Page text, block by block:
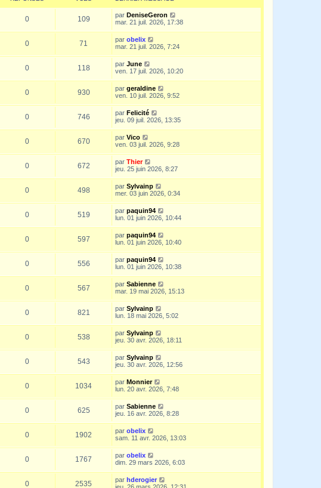
0 109 par DeniseGeron
mar. 21 juil. 2026, 17:38
0 71 par obelix
mar. 21 juil. 2026, 7:24
0 118 par June
ven. 17 juil. 2026, 10:20
0 930 par geraldine
ven. 10 juil. 2026, 9:52
0 746 par Felicité
jeu. 09 juil. 2026, 13:35
0 670 par Vico
ven. 03 juil. 2026, 9:28
0 672 par Thier
jeu. 25 juin 2026, 8:27
0 498 par Sylvainp
mer. 03 juin 2026, 0:34
0 519 par paquin94
lun. 01 juin 2026, 10:44
0 597 par paquin94
lun. 01 juin 2026, 10:40
0 556 par paquin94
lun. 01 juin 2026, 10:38
0 567 par Sabienne
mar. 19 mai 2026, 15:13
0 821 par Sylvainp
lun. 18 mai 2026, 5:02
0 538 par Sylvainp
jeu. 30 avr. 2026, 18:11
0 543 par Sylvainp
jeu. 30 avr. 2026, 12:56
0 1034 par Monnier
lun. 20 avr. 2026, 7:48
0 625 par Sabienne
jeu. 16 avr. 2026, 8:28
0 1902 par obelix
sam. 11 avr. 2026, 13:03
0 1767 par obelix
dim. 29 mars 2026, 6:03
0 2535 par hderogier
jeu. 26 mars 2026, 12:31